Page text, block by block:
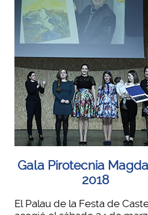
Gala Pirotecnia
2018
El Palau de la Festa de